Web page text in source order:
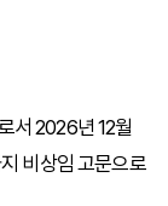
서 2026년 12월
비상임 고문으로